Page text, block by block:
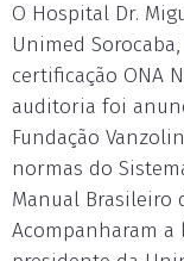
O Hospital Dr.
Unimed
certificação ONA
auditoria foi
Fundação
normas do
Manual Brasileiro
Acompanharam